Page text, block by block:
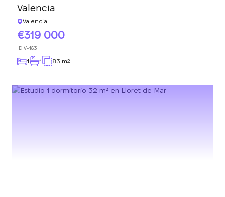
Valencia
Valencia
319 000
ID V-183
1 1 83 m2